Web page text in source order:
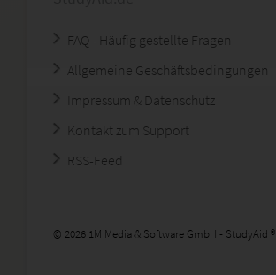
FAQ - Häufig gestellte Fragen
Allgemeine Geschäftsbedingungen
Impressum & Datenschutz
Kontakt zum Support
RSS-Feed
© 2026 1M Media & Software GmbH - StudyAid ®